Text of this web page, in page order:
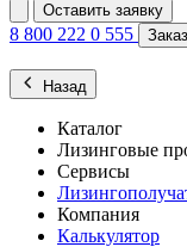
Оставить заявку
8 800 222 0 555
Назад
Каталог
Лизинговые
Сервисы
Компания
Калькулятор